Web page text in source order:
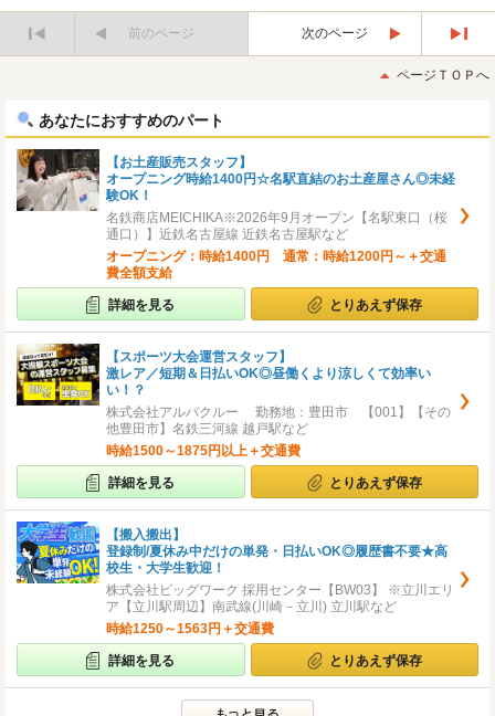
前のページ
次のページ
後
ページＴＯＰへ
あなたにおすすめのパート
【お土産販売スタッフ】
オープニング時給1400円☆名駅直結のお土産屋さん◎未経
験OK！
名鉄商店MEICHIKA※2026年9月オープン【名駅東口（桜
通口）】近鉄名古屋線 近鉄名古屋駅など
オープニング：時給1400円 通常：時給1200円～＋交通
費全額支給
詳細を見る とりあえず保存
【スポーツ大会運営スタッフ】
激レア／短期＆日払いOK◎昼働くより涼しくて効率い
い！？
株式会社アルバクルー 勤務地：豊田市 【001】【その
他豊田市】名鉄三河線 越戸駅など
時給1500～1875円以上＋交通費
詳細を見る とりあえず保存
【搬入搬出】
登録制/夏休み中だけの単発・日払いOK◎履歴書不要★高
校生・大学生歓迎！
株式会社ビッグワーク 採用センター【BW03】 ※立川エリ
ア【立川駅周辺】南武線(川崎－立川) 立川駅など
時給1250～1563円＋交通費
詳細を見る とりあえず保存